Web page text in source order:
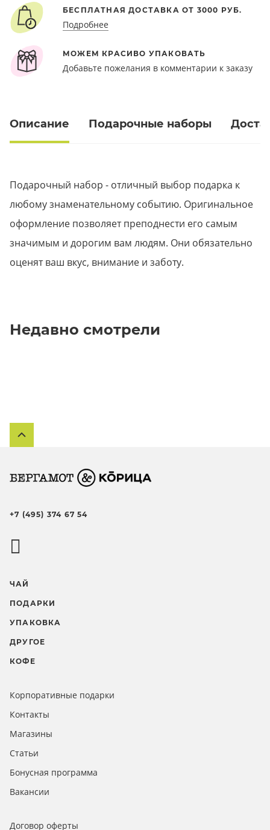
БЕСПЛАТНАЯ ДОСТАВКА ОТ 3000 РУБ.
Подробнее
МОЖЕМ КРАСИВО УПАКОВАТЬ
Добавьте пожелания в комментарии к заказу
Описание Подарочные наборы
Подарочный набор - отличный выбор подарка к
любому знаменательному событию. Оригинальное
оформление позволяет преподнести его самым
значимым и дорогим вам людям. Они обязательно
оценят ваш вкус, внимание и заботу.
Недавно смотрели
+7 (495) 374 67 54
ЧАЙ
ПОДАРКИ
УПАКОВКА
ДРУГОЕ
КОФЕ
Корпоративные подарки
Контакты
Магазины
Статьи
Бонусная программа
Вакансии
Договор оферты